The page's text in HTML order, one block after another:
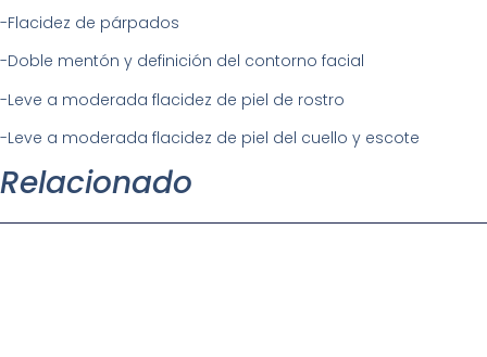
-Flacidez de párpados
-Doble mentón y definición del contorno facial
-Leve a moderada flacidez de piel de rostro
-Leve a moderada flacidez de piel del cuello y escote
Relacionado